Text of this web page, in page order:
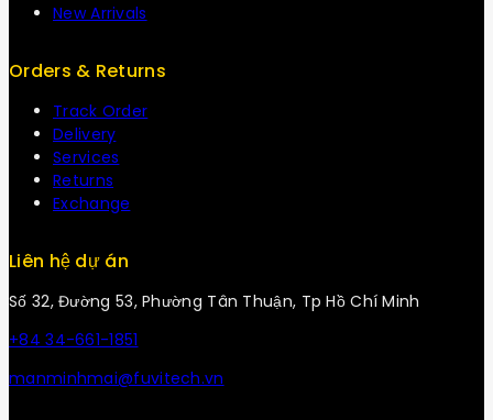
New Arrivals
Orders & Returns
Track Order
Delivery
Services
Returns
Exchange
Liên hệ dự án
Số 32, Đường 53, Phường Tân Thuận, Tp Hồ Chí Minh
+84 34-661-1851
manminhmai@fuvitech.vn